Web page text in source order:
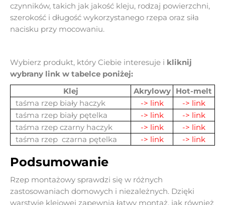
czynników, takich jak jakość kleju, rodzaj powierzchni,
szerokość i długość wykorzystanego rzepa oraz siła
nacisku przy mocowaniu.
Wybierz produkt, który Ciebie interesuje i kliknij
wybrany link w tabelce poniżej:
Klej
Akrylowy
Hot-melt
taśma rzep biały haczyk
-> link
-> link
taśma rzep biały pętelka
-> link
-> link
taśma rzep czarny haczyk
-> link
-> link
taśma rzep czarna pętelka
-> link -> link
Podsumowanie
Rzep montażowy sprawdzi się w różnych
zastosowaniach domowych i niezależnych. Dzięki
warstwie klejowej zapewnia łatwy montaż, jak również